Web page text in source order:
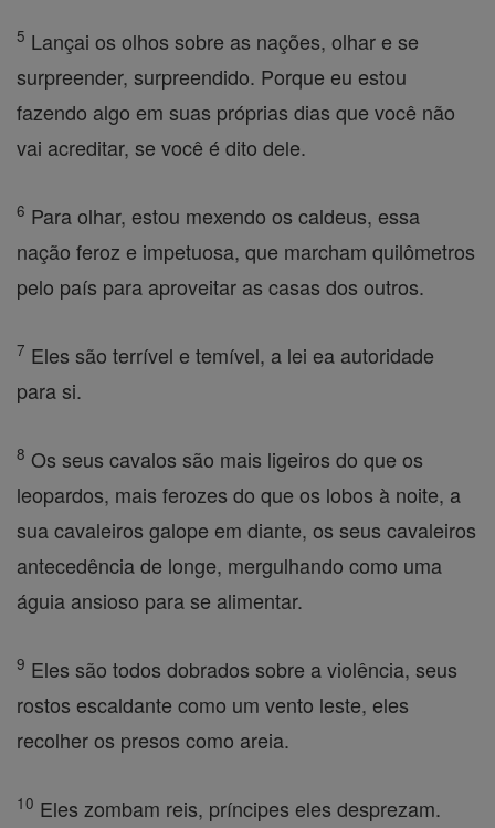
5 Lançai os olhos sobre as nações, olhar e se
surpreender, surpreendido. Porque eu estou
fazendo algo em suas próprias dias que você não
vai acreditar, se você é dito dele.
6 Para olhar, estou mexendo os caldeus, essa
nação feroz e impetuosa, que marcham quilômetros
pelo país para aproveitar as casas dos outros.
7 Eles são terrível e temível, a lei ea autoridade
para si.
8 Os seus cavalos são mais ligeiros do que os
leopardos, mais ferozes do que os lobos à noite, a
sua cavaleiros galope em diante, os seus cavaleiros
antecedência de longe, mergulhando como uma
águia ansioso para se alimentar.
9 Eles são todos dobrados sobre a violência, seus
rostos escaldante como um vento leste, eles
recolher os presos como areia.
10 Eles zombam reis, príncipes eles desprezam.